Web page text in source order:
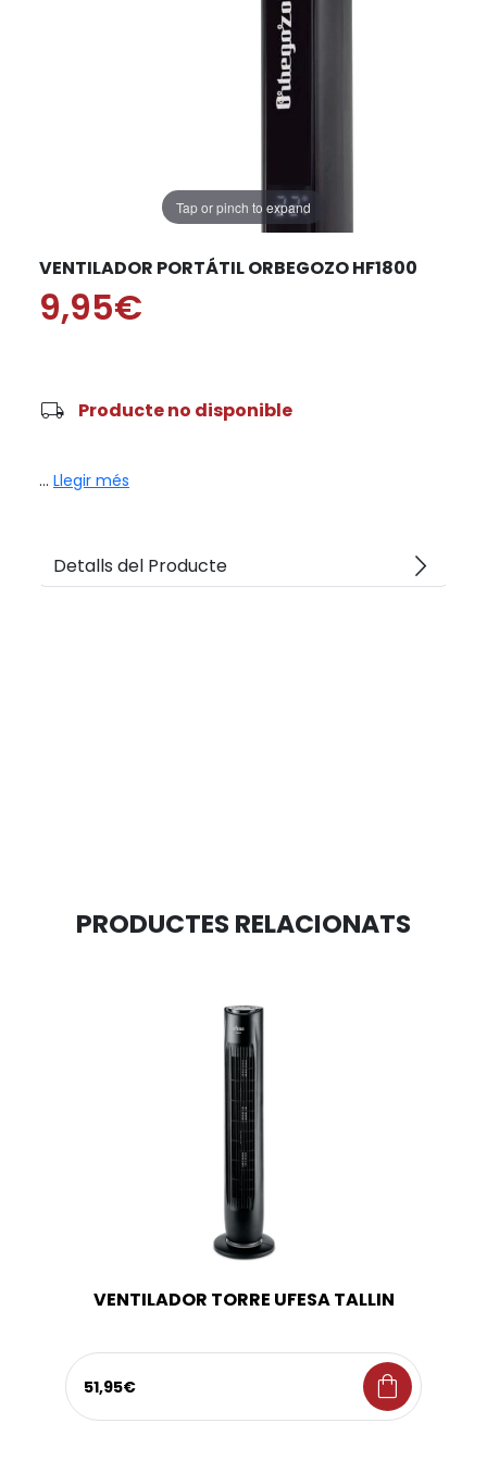
Tap or pinch to expand
VENTILADOR PORTÁTIL ORBEGOZO HF1800
9,95€
local_shipping Producte no disponible
... Llegir més
Detalls del Producte arrow_forward_ios
PRODUCTES RELACIONATS
VENTILADOR TORRE UFESA TALLIN
51,95€ shopping_bag